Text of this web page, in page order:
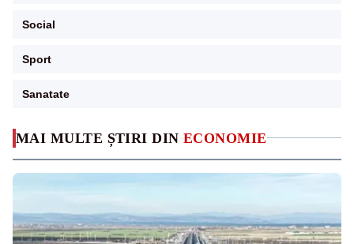
MAI MULTE ȘTIRI DIN ECONOMIE
Social
Sport
Sanatate